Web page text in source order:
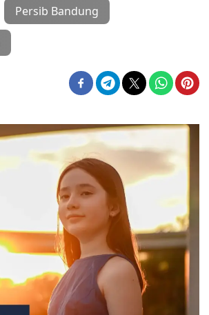
Persib Bandung